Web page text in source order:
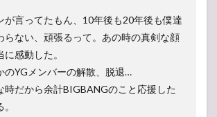
が言ってたもん、10年後も20年後も僕達
らない、頑張るって。あの時の真剣な顔
に感動した。
のYGメンバーの解散、脱退…
時だから余計BIGBANGのこと応援した